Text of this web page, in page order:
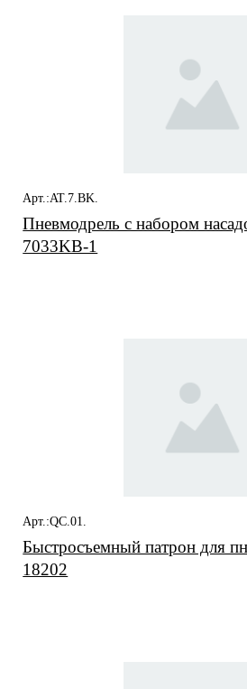
Арт.:AT.7.BK.
Пневмодрель с набором
7033KB-1
Арт.:QC.01.
Быстросъемный патрон для
18202